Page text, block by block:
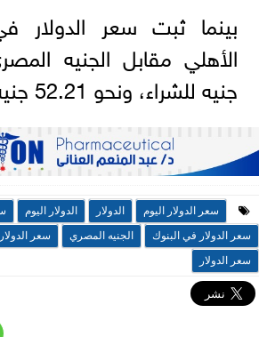
جنيه للشراء، ونحو 52.21 جنيه للبيع.
سعر الدولار اليوم الدولار الدولار اليوم
سعر الدولار في البنوك
الجنيه المصري سعر
سعر الدولار